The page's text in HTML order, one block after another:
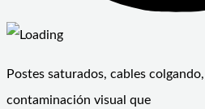
Postes saturados, cables
contaminación visual que